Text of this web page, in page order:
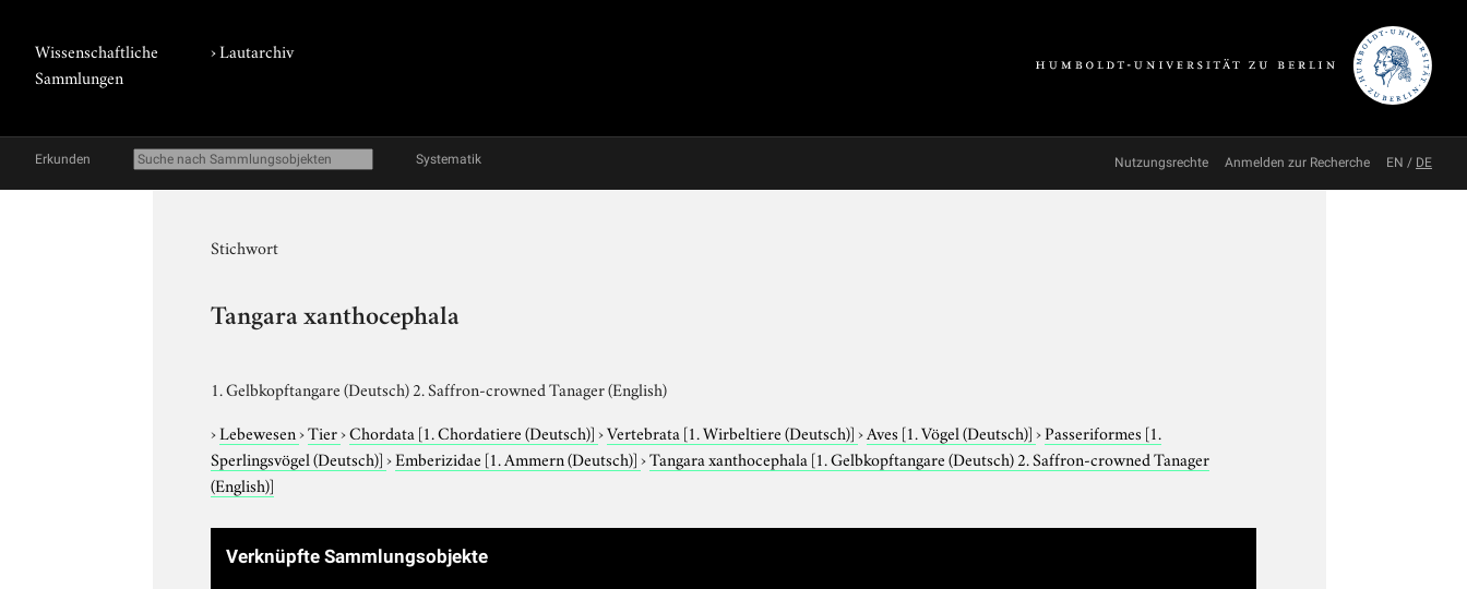
Wissenschaftliche
Sammlungen
›Lautarchiv
Erkunden Systematik Nutzungsrechte Anmelden zur Recherche EN / DE
Stichwort
Tangara xanthocephala
1. Gelbkopftangare (Deutsch) 2. Saffron-crowned Tanager (English)
›Lebewesen›Tier›Chordata [1. Chordatiere (Deutsch)]›Vertebrata [1. Wirbeltiere (Deutsch)]›Aves [1. Vögel (Deutsch)]›Passeriformes [1.
Sperlingsvögel (Deutsch)]›Emberizidae [1. Ammern (Deutsch)]›Tangara xanthocephala [1. Gelbkopftangare (Deutsch) 2. Saffron-crowned Tanager
(English)]
Verknüpfte Sammlungsobjekte